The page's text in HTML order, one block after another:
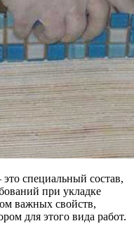
специальный состав,
при укладке
важных свойств,
для этого вида работ.